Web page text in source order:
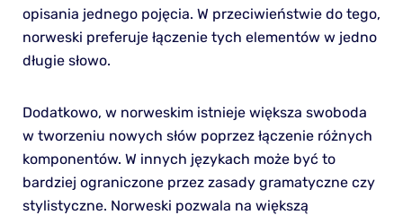
opisania jednego pojęcia. W przeciwieństwie do tego,
norweski preferuje łączenie tych elementów w jedno
długie słowo.
Dodatkowo, w norweskim istnieje większa swoboda
w tworzeniu nowych słów poprzez łączenie różnych
komponentów. W innych językach może być to
bardziej ograniczone przez zasady gramatyczne czy
stylistyczne. Norweski pozwala na większą